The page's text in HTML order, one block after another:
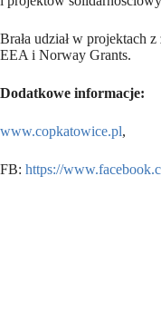
Brała udział w projektach
EEA i Norway Grants.
Dodatkowe informacje:
www.copkatowice.pl,
FB: https://